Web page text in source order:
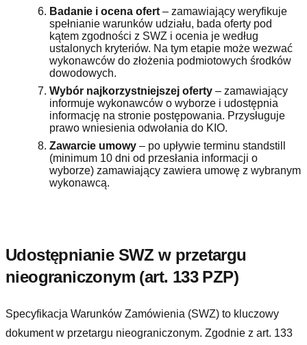
Badanie i ocena ofert – zamawiający weryfikuje
spełnianie warunków udziału, bada oferty pod
kątem zgodności z SWZ i ocenia je według
ustalonych kryteriów. Na tym etapie może wezwać
wykonawców do złożenia podmiotowych środków
dowodowych.
Wybór najkorzystniejszej oferty – zamawiający
informuje wykonawców o wyborze i udostępnia
informację na stronie postępowania. Przysługuje
prawo wniesienia odwołania do KIO.
Zawarcie umowy – po upływie terminu standstill
(minimum 10 dni od przesłania informacji o
wyborze) zamawiający zawiera umowę z wybranym
wykonawcą.
Udostępnianie SWZ w przetargu
nieograniczonym (art. 133 PZP)
Specyfikacja Warunków Zamówienia (SWZ) to kluczowy
dokument w przetargu nieograniczonym. Zgodnie z art. 133